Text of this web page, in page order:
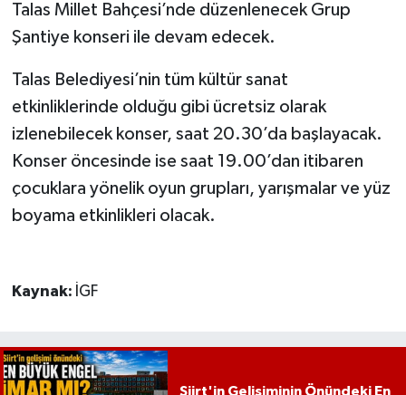
Talas Millet Bahçesi’nde düzenlenecek Grup
Şantiye konseri ile devam edecek.
Talas Belediyesi’nin tüm kültür sanat
etkinliklerinde olduğu gibi ücretsiz olarak
izlenebilecek konser, saat 20.30’da başlayacak.
Konser öncesinde ise saat 19.00’dan itibaren
çocuklara yönelik oyun grupları, yarışmalar ve yüz
boyama etkinlikleri olacak.
Kaynak: İGF
Siirt'in Gelişiminin Önündeki En